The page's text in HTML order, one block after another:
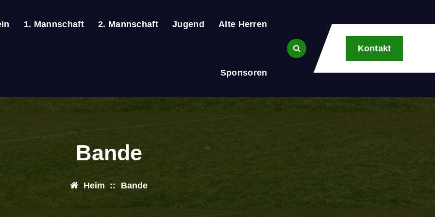
1. Mannschaft 2. Mannschaft Jugend Alte Herren
Sponsoren
Kontakt
Bande
Heim :: Bande